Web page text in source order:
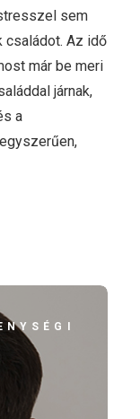
sem
családot. Az idő
már be meri
járnak,
a